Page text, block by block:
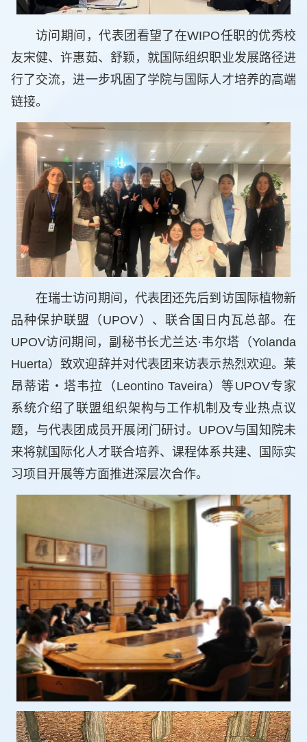
访问期间，代表团看望了在WIPO任职的优秀校
友宋健、许惠茹、舒颖，就国际组织职业发展路径进
行了交流，进一步巩固了学院与国际人才培养的高端
链接。
在瑞士访问期间，代表团还先后到访国际植物新
品种保护联盟（UPOV）、联合国日内瓦总部。在
UPOV访问期间，副秘书长尤兰达·韦尔塔（Yolanda
Huerta）致欢迎辞并对代表团来访表示热烈欢迎。莱
昂蒂诺・塔韦拉（Leontino Taveira）等UPOV专家
系统介绍了联盟组织架构与工作机制及专业热点议
题，与代表团成员开展闭门研讨。UPOV与国知院未
来将就国际化人才联合培养、课程体系共建、国际实
习项目开展等方面推进深层次合作。